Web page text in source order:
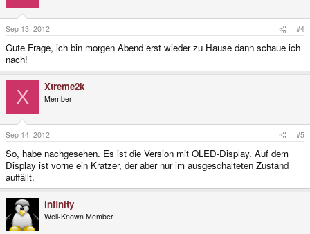
Sep 13, 2012 #4
Gute Frage, ich bin morgen Abend erst wieder zu Hause dann schaue ich
nach!
X Xtreme2k
Member
Sep 14, 2012 #5
So, habe nachgesehen. Es ist die Version mit OLED-Display. Auf dem
Display ist vorne ein Kratzer, der aber nur im ausgeschalteten Zustand
auffällt.
infinity
Well-Known Member